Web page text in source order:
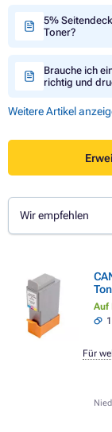
5%
Toner?
Brauche ich
richtig und
Weitere Artikel
Wir empfehlen
Auf
Für